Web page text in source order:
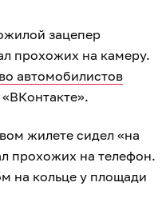
зацепер
прохожих на камеру.
автомобилистов
«ВКонтакте».
жилете сидел «на
прохожих на телефон.
на кольце у площади